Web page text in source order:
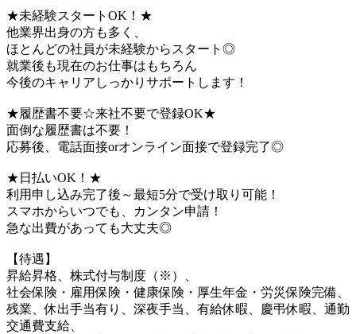
★未経験スタートOK！★
他業界出身の方も多く、
ほとんどの社員が未経験からスタート◎
就業後も現在のお仕事はもちろん
今後のキャリアしっかりサポートします！
★履歴書不要☆来社不要で登録OK★
面倒な履歴書は不要！
応募後、電話面接orオンライン面接で登録完了◎
★日払いOK！★
利用申し込み完了後～最短5分で受け取り可能！
スマホからいつでも、カンタン申請！
急な出費があっても大丈夫◎
【待遇】
昇給昇格、株式付与制度（※）、
社会保険・雇用保険・健康保険・厚生年金・労災保険完備、
残業、休出手当有り、深夜手当、有給休暇、慶弔休暇、通勤
交通費支給、